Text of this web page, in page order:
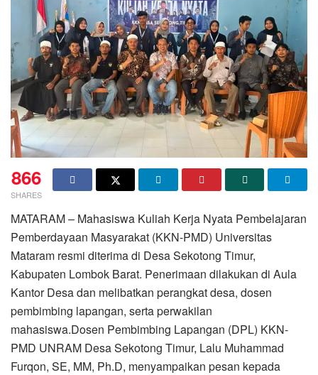
866
SHARES
MATARAM – Mahasiswa Kuliah Kerja Nyata Pembelajaran
Pemberdayaan Masyarakat (KKN-PMD) Universitas
Mataram resmi diterima di Desa Sekotong Timur,
Kabupaten Lombok Barat. Penerimaan dilakukan di Aula
Kantor Desa dan melibatkan perangkat desa, dosen
pembimbing lapangan, serta perwakilan
mahasiswa.Dosen Pembimbing Lapangan (DPL) KKN-
PMD UNRAM Desa Sekotong Timur, Lalu Muhammad
Furqon, SE, MM, Ph.D, menyampaikan pesan kepada